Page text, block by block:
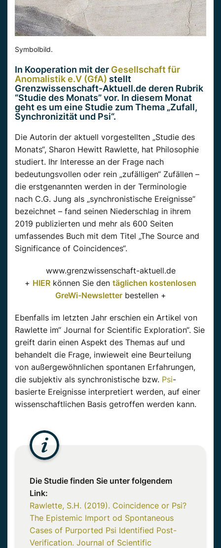
Symbolbild.
In Kooperation mit der Gesellschaft für
Anomalistik e.V (GfA) stellt
Grenzwissenschaft-Aktuell.de deren Rubrik
“Studie des Monats” vor. In diesem Monat
geht es um eine Studie zum Thema „Zufall,
Synchronizität und Psi“.
Die Autorin der aktuell vorgestellten „Studie des
Monats“, Sharon Hewitt Rawlette, hat Philosophie
studiert. Ihr Interesse an der Frage nach
bedeutungsvollen oder rein „zufälligen“ Zufällen –
die erstgenannten werden in der Terminologie
nach C.G. Jung als „synchronistische Ereignisse“
bezeichnet – fand seinen Niederschlag in ihrem
2019 publizierten und mehr als 600 Seiten
umfassendes Buch mit dem Titel „The Source and
Significance of Coincidences“.
www.grenzwissenschaft-aktuell.de
+ HIER können Sie den täglichen kostenlosen
GreWi-Newsletterbestellen +
Ebenfalls im letzten Jahr erschien ein Artikel von
Rawlette im“ Journal for Scientific Exploration“. Sie
greift darin einen Aspekt des Themas auf und
behandelt die Frage, inwieweit eine Beurteilung
von außergewöhnlichen spontanen Erfahrungen,
die subjektiv als synchronistische bzw. Psi-
basierte Ereignisse interpretiert werden, auf einer
wissenschaftlichen Basis getroffen werden kann.
Die Studie finden Sie unter folgendem
Link:
Rawlette, S.H. (2019). Coincidence or Psi?
The Epistemic Import od Spontaneous
Cases of Purported Psi Identified Post-
Verification. Journal of Scientific